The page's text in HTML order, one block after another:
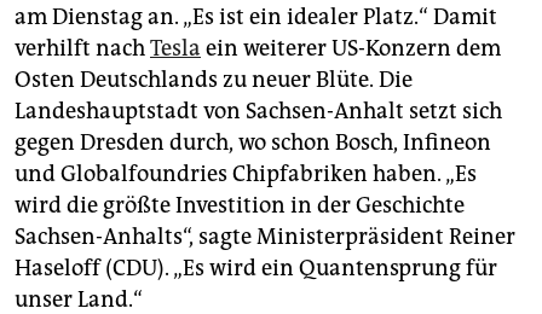
abo
genossenschaft
epaper login
am Dienstag an. „Es ist ein idealer Platz.“ Damit
verhilft nachTesla ein weiterer US-Konzern dem
Osten Deutschlands zu neuer Blüte. Die
Landeshauptstadt von Sachsen-Anhalt setzt sich
gegen Dresden durch, wo schon Bosch, Infineon
und Globalfoundries Chipfabriken haben. „Es
wird die größte Investition in der Geschichte
Sachsen-Anhalts“, sagte Ministerpräsident Reiner
Haseloff (CDU). „Es wird ein Quantensprung für
unser Land.“